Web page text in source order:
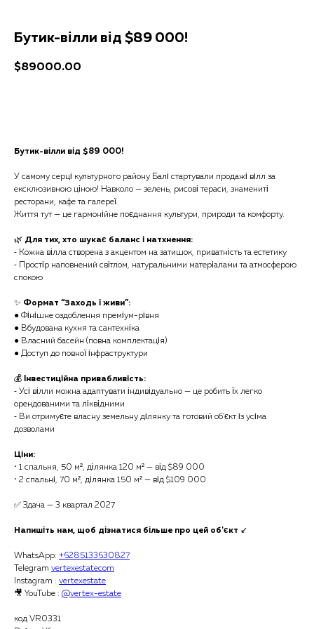
Бутик-вілли від $89 000!
$89000.00
Бутик-вілли від $89 000!
У самому серці культурного району Балі стартували продажі вілл за
ексклюзивною ціною! Навколо — зелень, рисові тераси, знамениті
ресторани, кафе та галереї.
Життя тут — це гармонійне поєднання культури, природи та комфорту.
🌿 Для тих, хто шукає баланс і натхнення:
⁃ Кожна вілла створена з акцентом на затишок, приватність та естетику
⁃ Простір наповнений світлом, натуральними матеріалами та атмосферою
спокою
✨ Формат “Заходь і живи”:
● Фінішне оздоблення преміум-рівня
● Вбудована кухня та сантехніка
● Власний басейн (повна комплектація)
● Доступ до повної інфраструктури
💰 Інвестиційна привабливість:
⁃ Усі вілли можна адаптувати індивідуально — це робить їх легко
орендованими та ліквідними
⁃ Ви отримуєте власну земельну ділянку та готовий об’єкт із усіма
дозволами
Ціни:
• 1 спальня, 50 м², ділянка 120 м² — від $89 000
• 2 спальні, 70 м², ділянка 150 м² — від $109 000
✅ Здача — 3 квартал 2027
Напишіть нам, щоб дізнатися більше про цей об'єкт ↙️
WhatsApp: +6285133630827
Telegram vertexestatecom
Instagram : vertexestate
🎥 YouTube : @vertex-estate
код VR0331